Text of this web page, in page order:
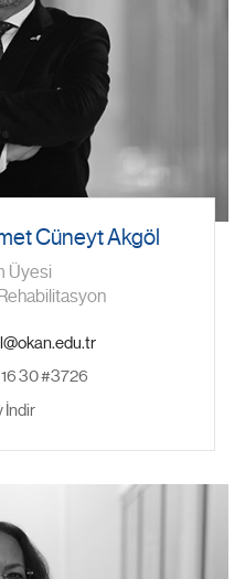
Cüneyt Akgöl
Üyesi
30 #3726
İndir